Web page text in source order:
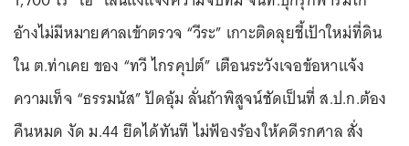
อ้างไม่มีหมายศาลเข้าตรวจ “วีระ” เกาะติดลุยชี้เป้าใหม่ที่ดิน
ใน ต.ท่าเคย ของ “ทวี ไกรคุปต์” เตือนระวังเจอข้อหาแจ้ง
ความเท็จ “ธรรมนัส” ปัดอุ้ม ลั่นถ้าพิสูจน์ชัดเป็นที่ ส.ป.ก.ต้อง
คืนหมด งัด ม.44 ยึดได้ทันที ไม่ฟ้องร้องให้คดีรกศาล สั่ง